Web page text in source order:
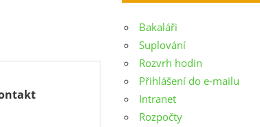
Bakaláři
Suplování
Rozvrh hodin
Přihlášení do e-mailu
Intranet
Rozpočty